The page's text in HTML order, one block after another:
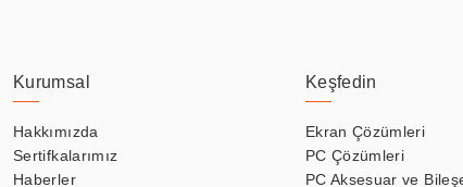
Kurumsal
Hakkımızda
Sertifkalarımız
Haberler
Keşfedin
Ekran Çözümleri
PC Çözümleri
PC Aksesuar ve